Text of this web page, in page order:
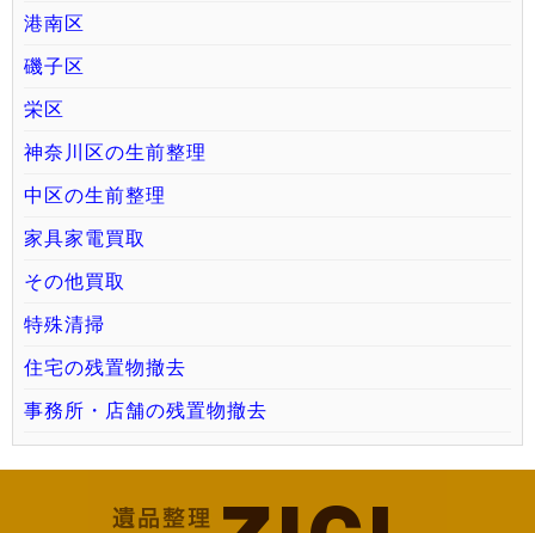
港南区
磯子区
栄区
神奈川区の生前整理
中区の生前整理
家具家電買取
その他買取
特殊清掃
住宅の残置物撤去
事務所・店舗の残置物撤去